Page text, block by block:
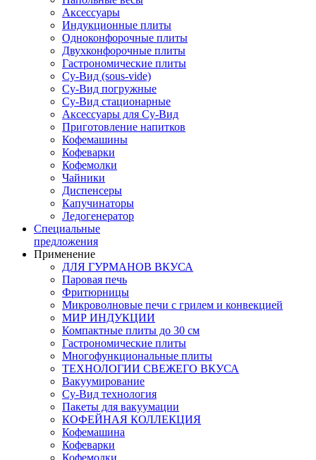
Аксессуары
Индукционные плиты
Одноконфорочные плиты
Двухконфорочные плиты
Гастрономические плиты
Су-Вид (sous-vide)
Су-Вид погружные
Су-Вид стационарные
Аксессуары для Су-Вид
Приготовление напитков
Кофемашины
Кофеварки
Кофемолки
Чайники
Диспенсеры
Капучинаторы
Ледогенератор
Специальные
предложения
Применение
ДЛЯ ГУРМАНОВ ВКУСА
Паровая печь
Фритюрницы
Микроволновые печи с грилем и конвекцией
МИР ИНДУКЦИИ
Компактные плиты до 30 см
Гастрономические плиты
Многофункциональные плиты
ТЕХНОЛОГИИ СВЕЖЕГО ВКУСА
Вакуумирование
Су-Вид технология
Пакеты для вакуумации
КОФЕЙНАЯ КОЛЛЕКЦИЯ
Кофемашина
Кофеварки
Кофемолки